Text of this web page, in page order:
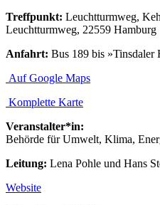
Treffpunkt: Leuchtturmweg,
Leuchtturmweg, 22559 Hamburg
Anfahrt: Bus 189 bis »Tinsdaler
Auf Google Maps
Komplette Karte
Veranstalter*in:
Behörde für Umwelt, Klima,
Leitung: Lena Pohle und Hans
Website